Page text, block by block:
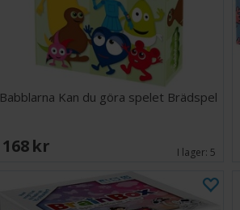
Babblarna Kan du göra spelet Brädspel
168 SEK I lager: 5